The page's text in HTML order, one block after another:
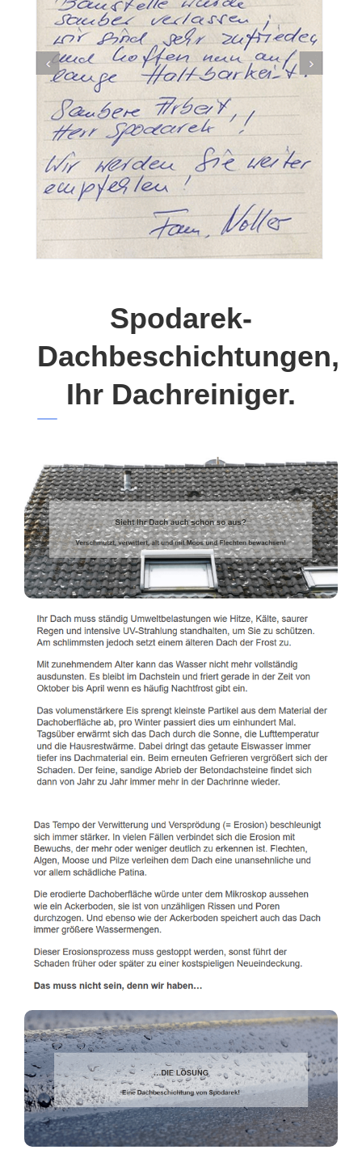
Spodarek-
Dachbeschichtungen,
Ihr Dachreiniger.